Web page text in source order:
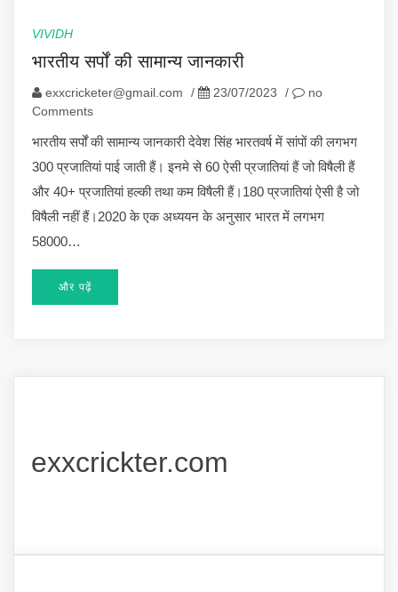
VIVIDH
भारतीय सर्पों की सामान्य जानकारी
exxcricketer@gmail.com / 23/07/2023 /
no
Comments
भारतीय सर्पों की सामान्य जानकारी देवेश सिंह भारतवर्ष में सांपों की लगभग
300 प्रजातियां पाई जाती हैं। इनमे से 60 ऐसी प्रजातियां हैं जो विषैली हैं
और 40+ प्रजातियां हल्की तथा कम विषैली हैं।180 प्रजातियां ऐसी है जो
विषैली नहीं हैं।2020 के एक अध्ययन के अनुसार भारत में लगभग
58000…
और पढ़ें
exxcrickter.com